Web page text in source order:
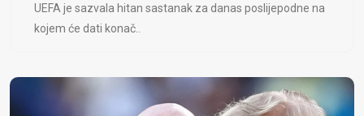
UEFA je sazvala hitan sastanak za danas poslijepodne na
kojem će dati konač..